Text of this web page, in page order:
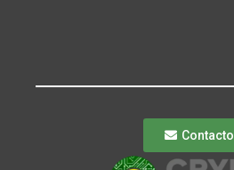
Contacto